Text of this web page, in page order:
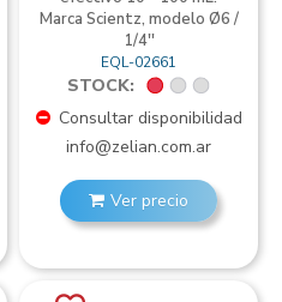
Marca Scientz, modelo Ø6 /
1/4''
EQL-02661
STOCK:
Consultar disponibilidad
info@zelian.com.ar
Ver precio